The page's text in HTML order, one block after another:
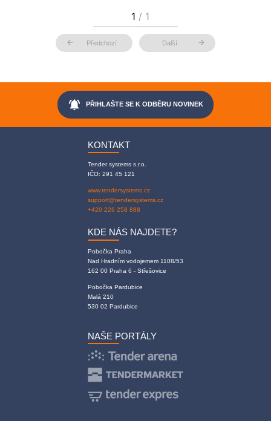
arrow_back Předchozí Další arrow_forward
notifications_active PŘIHLAŠTE SE K ODBĚRU NOVINEK
KONTAKT
Tender systems s.r.o.
IČO: 291 45 121
www.tendersystems.cz
support@tendersystems.cz
+420 226 258 888
KDE NÁS NAJDETE?
Pobočka Praha
Nad Hradním vodojemem 1108/53
162 00 Praha 6 - Střešovice
Pobočka Pardubice
Malá 210
530 02 Pardubice
NAŠE PORTÁLY